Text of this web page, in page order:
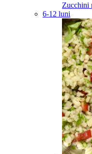
Zucchini
6-12 luni